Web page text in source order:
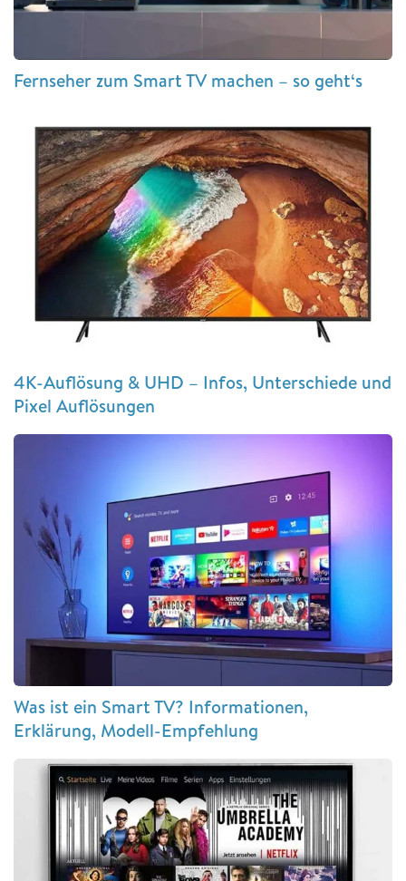
Fernseher zum Smart TV machen – so geht‘s
4K-Auflösung & UHD – Infos, Unterschiede und
Pixel Auflösungen
Was ist ein Smart TV? Informationen,
Erklärung, Modell-Empfehlung